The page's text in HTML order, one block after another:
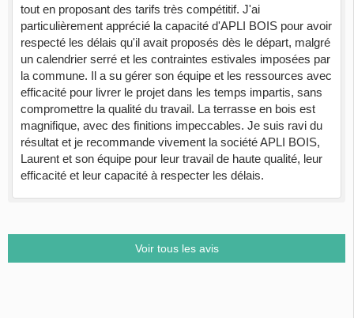
tout en proposant des tarifs très compétitif. J'ai
particulièrement apprécié la capacité d'APLI BOIS pour avoir
respecté les délais qu'il avait proposés dès le départ, malgré
un calendrier serré et les contraintes estivales imposées par
la commune. Il a su gérer son équipe et les ressources avec
efficacité pour livrer le projet dans les temps impartis, sans
compromettre la qualité du travail. La terrasse en bois est
magnifique, avec des finitions impeccables. Je suis ravi du
résultat et je recommande vivement la société APLI BOIS,
Laurent et son équipe pour leur travail de haute qualité, leur
efficacité et leur capacité à respecter les délais.
Voir tous les avis